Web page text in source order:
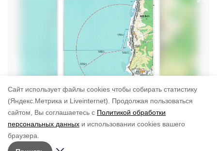
Cайт использует файлы cookies чтобы собирать статистику
(Яндекс.Метрика и Liveinternet).
Продолжая пользоваться
сайтом, Вы соглашаетесь с Политикой обработки
персональных данных и использовании cookies вашего
браузера.
по оценке
5